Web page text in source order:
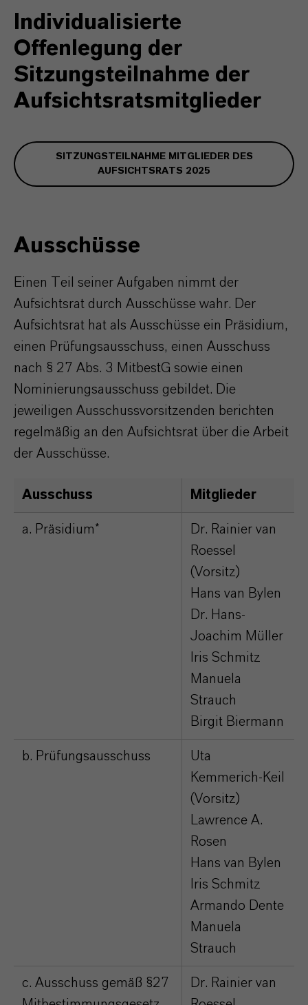
Individualisierte
Offenlegung der
Sitzungsteilnahme der
Aufsichtsratsmitglieder
SITZUNGSTEILNAHME MITGLIEDER DES
AUFSICHTSRATS 2025
Ausschüsse
Einen Teil seiner Aufgaben nimmt der
Aufsichtsrat durch Ausschüsse wahr. Der
Aufsichtsrat hat als Ausschüsse ein Präsidium,
einen Prüfungsausschuss, einen Ausschuss
nach § 27 Abs. 3 MitbestG sowie einen
Nominierungsausschuss gebildet. Die
jeweiligen Ausschussvorsitzenden berichten
regelmäßig an den Aufsichtsrat über die Arbeit
der Ausschüsse.
Ausschuss Mitglieder
a. Präsidium*
Dr. Rainier van
Roessel
(Vorsitz)
Hans van Bylen
Dr. Hans-
Joachim Müller
Iris Schmitz
Manuela
Strauch
Birgit Biermann
b. Prüfungsausschuss
Uta
Kemmerich-Keil
(Vorsitz)
Lawrence A.
Rosen
Hans van Bylen
Iris Schmitz
Armando Dente
Manuela
Strauch
c. Ausschuss gemäß §27
Dr. Rainier van